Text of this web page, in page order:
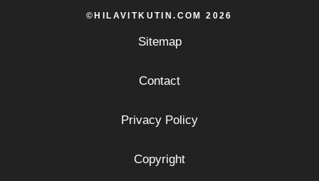
©HILAVITKUTIN.COM 2026
Sitemap
Contact
Privacy Policy
Copyright